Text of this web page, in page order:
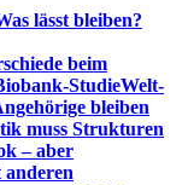
lässt bleiben?
beim
StudieWelt-
bleiben
muss Strukturen
– aber
anderen